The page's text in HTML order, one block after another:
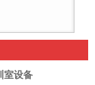
室设备